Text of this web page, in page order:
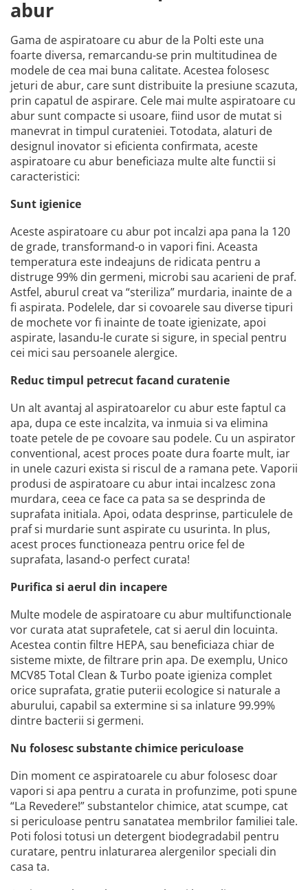
abur
Gama de aspiratoare cu abur de la Polti este una
foarte diversa, remarcandu-se prin multitudinea de
modele de cea mai buna calitate. Acestea folosesc
jeturi de abur, care sunt distribuite la presiune scazuta,
prin capatul de aspirare. Cele mai multe aspiratoare cu
abur sunt compacte si usoare, fiind usor de mutat si
manevrat in timpul curateniei. Totodata, alaturi de
designul inovator si eficienta confirmata, aceste
aspiratoare cu abur beneficiaza multe alte functii si
caracteristici:
Sunt igienice
Aceste aspiratoare cu abur pot incalzi apa pana la 120
de grade, transformand-o in vapori fini. Aceasta
temperatura este indeajuns de ridicata pentru a
distruge 99% din germeni, microbi sau acarieni de praf.
Astfel, aburul creat va “steriliza” murdaria, inainte de a
fi aspirata. Podelele, dar si covoarele sau diverse tipuri
de mochete vor fi inainte de toate igienizate, apoi
aspirate, lasandu-le curate si sigure, in special pentru
cei mici sau persoanele alergice.
Reduc timpul petrecut facand curatenie
Un alt avantaj al aspiratoarelor cu abur este faptul ca
apa, dupa ce este incalzita, va inmuia si va elimina
toate petele de pe covoare sau podele. Cu un aspirator
conventional, acest proces poate dura foarte mult, iar
in unele cazuri exista si riscul de a ramana pete. Vaporii
produsi de aspiratoare cu abur intai incalzesc zona
murdara, ceea ce face ca pata sa se desprinda de
suprafata initiala. Apoi, odata desprinse, particulele de
praf si murdarie sunt aspirate cu usurinta. In plus,
acest proces functioneaza pentru orice fel de
suprafata, lasand-o perfect curata!
Purifica si aerul din incapere
Multe modele de aspiratoare cu abur multifunctionale
vor curata atat suprafetele, cat si aerul din locuinta.
Acestea contin filtre HEPA, sau beneficiaza chiar de
sisteme mixte, de filtrare prin apa. De exemplu, Unico
MCV85 Total Clean & Turbo poate igieniza complet
orice suprafata, gratie puterii ecologice si naturale a
aburului, capabil sa extermine si sa inlature 99.99%
dintre bacterii si germeni.
Nu folosesc substante chimice periculoase
Din moment ce aspiratoarele cu abur folosesc doar
vapori si apa pentru a curata in profunzime, poti spune
“La Revedere!” substantelor chimice, atat scumpe, cat
si periculoase pentru sanatatea membrilor familiei tale.
Poti folosi totusi un detergent biodegradabil pentru
curatare, pentru inlaturarea alergenilor speciali din
casa ta.